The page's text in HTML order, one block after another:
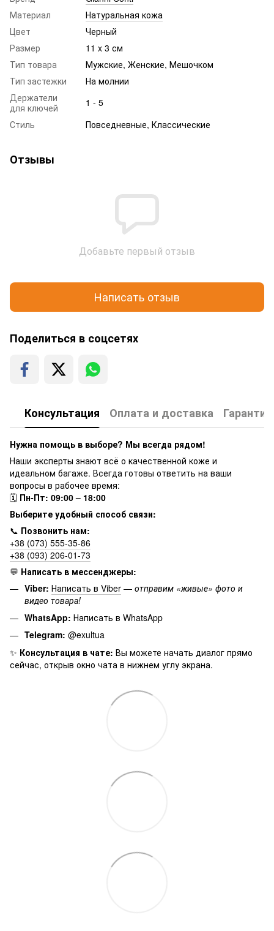
Материал
Натуральная кожа
Цвет
Черный
Размер
11 x 3 см
Тип товара
Мужские, Женские, Мешочком
Тип застежки
На молнии
Держатели
для ключей
1 - 5
Стиль
Повседневные, Классические
Отзывы
Добавьте первый отзыв
Написать отзыв
Поделиться в соцсетях
Консультация Оплата и доставка Гарантия
Нужна помощь в выборе? Мы всегда рядом!
Наши эксперты знают всё о качественной коже и
идеальном багаже. Всегда готовы ответить на ваши
вопросы в рабочее время:
🗓 Пн-Пт: 09:00 – 18:00
Выберите удобный способ связи:
📞 Позвонить нам:
+38 (073) 555-35-86
+38 (093) 206-01-73
💬 Написать в мессенджеры:
Viber: Написать в Viber — отправим «живые» фото и
видео товара!
WhatsApp: Написать в WhatsApp
Telegram: @exultua
✨ Консультация в чате: Вы можете начать диалог прямо
сейчас, открыв окно чата в нижнем углу экрана.